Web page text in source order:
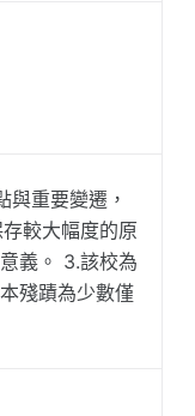
與重要變遷，
較大幅度的原
義。 3.該校為
殘蹟為少數僅